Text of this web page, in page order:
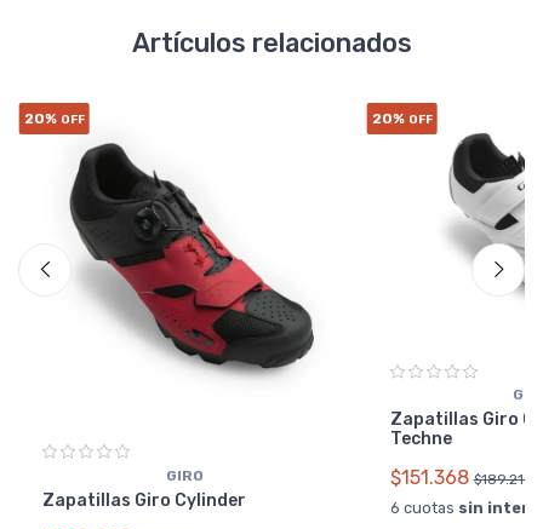
Artículos relacionados
20% OFF
GIRO
Zapatillas Giro Cylinder
20% OFF
Zapatillas Giro
Techne
$151.368 $189.210
6 cuotas sin